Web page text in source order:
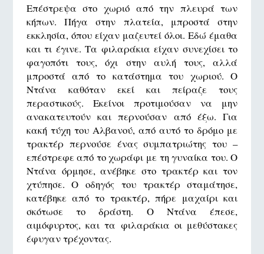
Επέστρεψα στο χωριό από την πλευρά των
κήπων. Πήγα στην πλατεία, μπροστά στην
εκκλησία, όπου είχαν μαζευτεί όλοι. Εδώ έμαθα
και τι έγινε. Τα φιλαράκια είχαν συνεχίσει το
φαγοπότι τους, όχι στην αυλή τους, αλλά
μπροστά από το κατάστημα του χωριού. Ο
Ντάνα καθόταν εκεί και πείραζε τους
περαστικούς. Εκείνοι προτιμούσαν να μην
ανακατευτούν και περνούσαν από έξω. Για
κακή τύχη του Αλβανού, από αυτό το δρόμο με
τρακτέρ περνούσε ένας συμπατριώτης του –
επέστρεφε από το χωράφι με τη γυναίκα του. Ο
Ντάνα όρμησε, ανέβηκε στο τρακτέρ και τον
χτύπησε. Ο οδηγός του τρακτέρ σταμάτησε,
κατέβηκε από το τρακτέρ, πήρε μαχαίρι και
σκότωσε το δράστη. Ο Ντάνα έπεσε,
αιμόφυρτος, και τα φιλαράκια οι μεθύστακες
έφυγαν τρέχοντας.